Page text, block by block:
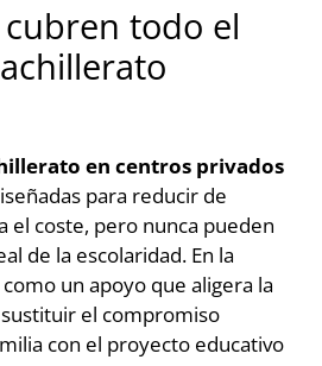
cubren todo el
en centros privados
para reducir de
el coste, pero nunca pueden
de la escolaridad. En la
un apoyo que aligera la
el compromiso
con el proyecto educativo